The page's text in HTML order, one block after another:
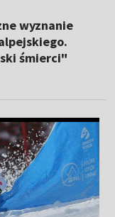
wyznanie
śmierci"